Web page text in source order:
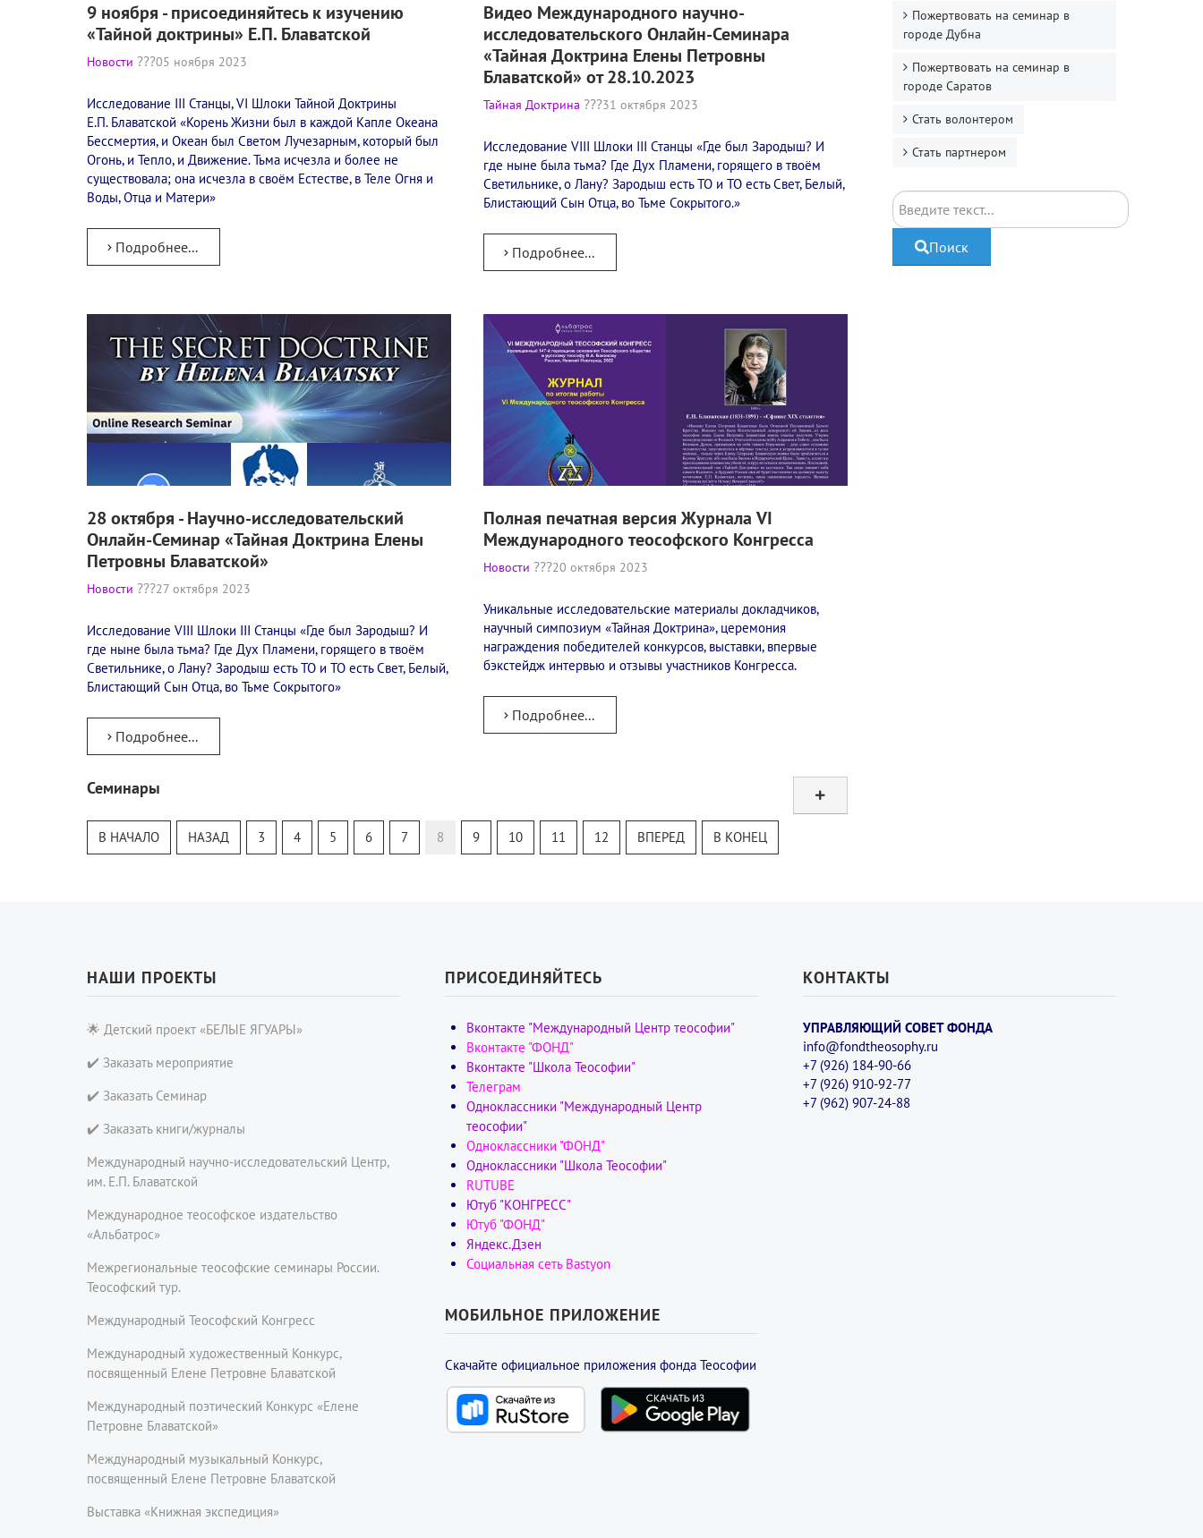
9 ноября - присоединяйтесь к изучению
«Тайной доктрины» Е.П. Блаватской
Новости 05 ноября 2023
Исследование III Станцы, VI Шлоки Тайной Доктрины
Е.П. Блаватской «Корень Жизни был в каждой Капле Океана
Бессмертия, и Океан был Светом Лучезарным, который был
Огонь, и Тепло, и Движение. Тьма исчезла и более не
существовала; она исчезла в своём Естестве, в Теле Огня и
Воды, Отца и Матери»
Подробнее...
Видео Международного научно-
исследовательского Онлайн-Семинара
«Тайная Доктрина Елены Петровны
Блаватской» от 28.10.2023
Тайная Доктрина 31 октября 2023
Исследование VIII Шлоки III Станцы​ «Где был Зародыш? И
где ныне была тьма? Где Дух Пламени, горящего в твоём
Светильнике, о Лану? Зародыш есть ТО и ТО есть Свет, Белый,
Блистающий Сын Отца, во Тьме Сокрытого.»
Подробнее...
28 октября - Научно-исследовательский
Онлайн-Семинар «Тайная Доктрина Елены
Петровны Блаватской»
Новости 27 октября 2023
Исследование VIII Шлоки III Станцы «Где был Зародыш? И
где ныне была тьма? Где Дух Пламени, горящего в твоём
Светильнике, о Лану? Зародыш есть ТО и ТО есть Свет, Белый,
Блистающий Сын Отца, во Тьме Сокрытого»
Подробнее...
Полная печатная версия Журнала VI
Международного теософского Конгресса
Новости 20 октября 2023
Уникальные исследовательские материалы докладчиков,
научный симпозиум «Тайная Доктрина», церемония
награждения победителей конкурсов, выставки, впервые
бэкстейдж интервью и отзывы участников Конгресса.
Подробнее...
Семинары
Теософский Квизи
Тайная Доктрина
В НАЧАЛО НАЗАД 3 4 5 6 7 8 9 10 11 12 ВПЕРЕД В КОНЕЦ
Пожертвовать на семинар в
городе Дубна
Пожертвовать на семинар в
городе Саратов
Стать волонтером
Стать партнером
Поиск
Поиск
НАШИ ПРОЕКТЫ
🌟 Детский проект «БЕЛЫЕ ЯГУАРЫ»
✔️ Заказать мероприятие
✔️ Заказать Семинар
✔️ Заказать книги/журналы
Международный научно-исследовательский Центр,
им. Е.П. Блаватской
Международное теософское издательство
«Альбатрос»
Межрегиональные теософские семинары России.
Теософский тур.
Международный Теософский Конгресс
Международный художественный Конкурс,
посвященный Елене Петровне Блаватской
Международный поэтический Конкурс «Елене
Петровне Блаватской»
Международный музыкальный Конкурс,
посвященный Елене Петровне Блаватской
Выставка «Книжная экспедиция»
ПРИСОЕДИНЯЙТЕСЬ
Вконтакте "Международный Центр теософии"
Вконтакте "ФОНД"
Вконтакте "Школа Теософии"
Телеграм
Одноклассники "Международный Центр
теософии"
Одноклассники "ФОНД"
Одноклассники "Школа Теософии"
RUTUBE
Ютуб "КОНГРЕСС"
Ютуб "ФОНД"
Яндекс.Дзен
Социальная сеть Bastyon
МОБИЛЬНОЕ ПРИЛОЖЕНИЕ
Скачайте официальное приложения фонда Теософии
КОНТАКТЫ
УПРАВЛЯЮЩИЙ СОВЕТ ФОНДА
info@fondtheosophy.ru
+7 (926) 184-90-66
+7 (926) 910-92-77
+7 (962) 907-24-88